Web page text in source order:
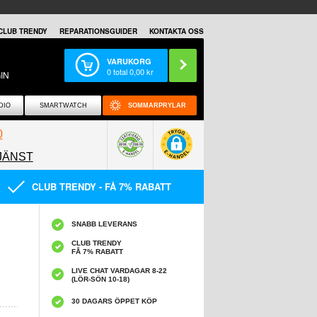
TRENDY REPARATIONSGUIDER KONTAKTA OSS
VARUKORG
0total0,00kr
SMARTWATCH SOMMARPRYLAR
CLUB TRENDY - FÅ 7% RABATT
SNABB LEVERANS
CLUB TRENDY
FÅ 7% RABATT
LIVE CHAT VARDAGAR 8-22
(LÖR-SÖN 10-18)
30 DAGARS ÖPPET KÖP